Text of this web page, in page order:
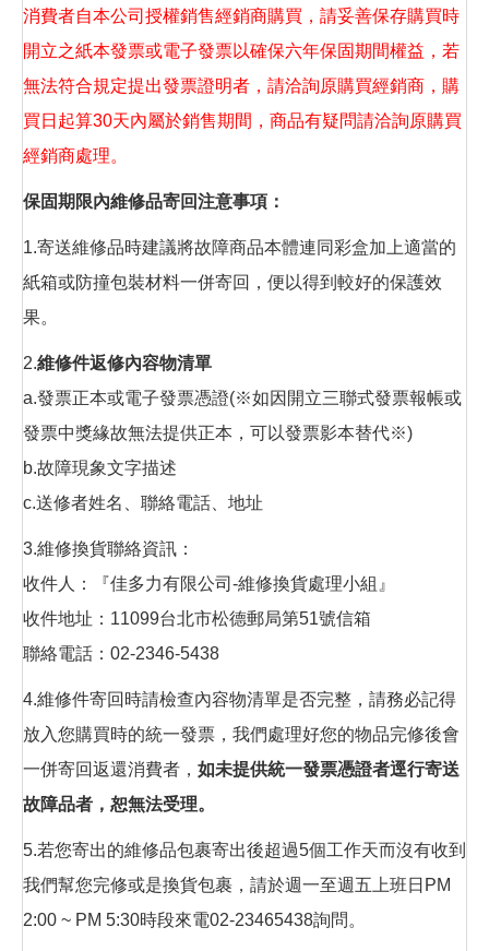
消費者自本公司授權銷售經銷商購買，請妥善保存購買時
開立之紙本發票或電子發票以確保六年保固期間權益，若
無法符合規定提出發票證明者，請洽詢原購買經銷商，購
買日起算30天內屬於銷售期間，商品有疑問請洽詢原購買
經銷商處理。
保固期限內維修品寄回注意事項：
1.寄送維修品時建議將故障商品本體連同彩盒加上適當的
紙箱或防撞包裝材料一併寄回，便以得到較好的保護效
果。
2.維修件返修內容物清單
a.發票正本或電子發票憑證(※如因開立三聯式發票報帳或
發票中獎緣故無法提供正本，可以發票影本替代※)
b.故障現象文字描述
c.送修者姓名、聯絡電話、地址
3.維修換貨聯絡資訊：
收件人：『佳多力有限公司-維修換貨處理小組』
收件地址：11099台北市松德郵局第51號信箱
聯絡電話：02-2346-5438
4.維修件寄回時請檢查內容物清單是否完整，請務必記得
放入您購買時的統一發票，我們處理好您的物品完修後會
一併寄回返還消費者， 如未提供統一發票憑證者逕行寄送
故障品者，恕無法受理。
5.若您寄出的維修品包裹寄出後超過5個工作天而沒有收到
我們幫您完修或是換貨包裹，請於週一至週五上班日PM
2:00 ~ PM 5:30時段來電02-23465438詢問。